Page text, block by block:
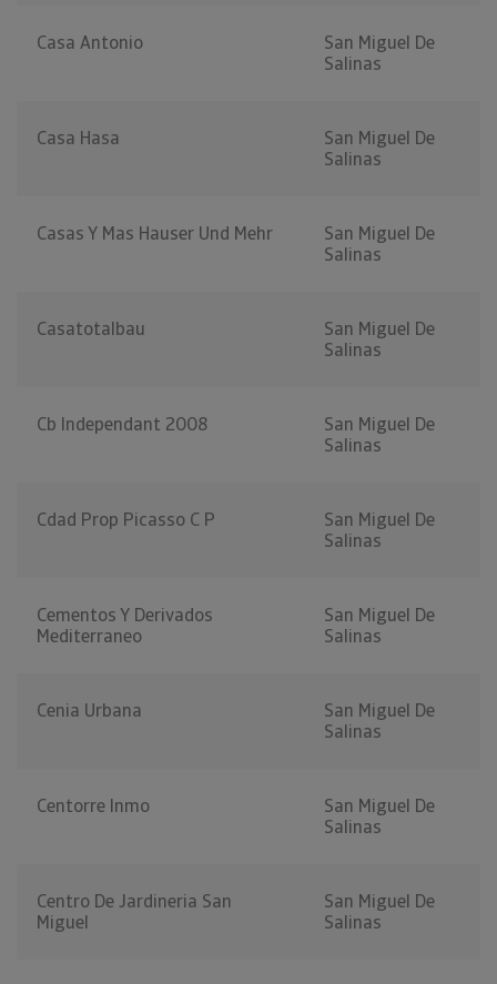
Casa Antonio
San Miguel De
Salinas
Casa Hasa
San Miguel De
Salinas
Casas Y Mas Hauser Und Mehr
San Miguel De
Salinas
Casatotalbau
San Miguel De
Salinas
Cb Independant 2008
San Miguel De
Salinas
Cdad Prop Picasso C P
San Miguel De
Salinas
Cementos Y Derivados
Mediterraneo
San Miguel De
Salinas
Cenia Urbana
San Miguel De
Salinas
Centorre Inmo
San Miguel De
Salinas
Centro De Jardineria San
Miguel
San Miguel De
Salinas